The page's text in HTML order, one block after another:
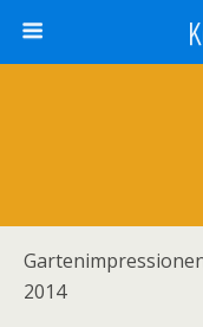
2014